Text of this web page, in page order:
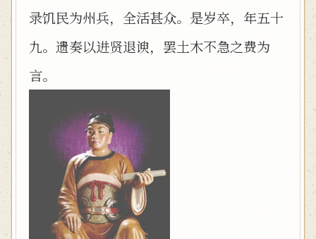
录饥民为州兵，全活甚众。是岁卒，年五十
九。遗奏以进贤退谀，罢土木不急之费为
言。